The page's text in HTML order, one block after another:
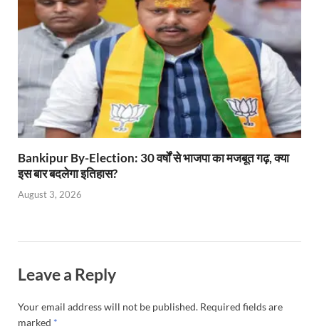
Bankipur By-Election: 30 वर्षों से भाजपा का मजबूत गढ़, क्या
इस बार बदलेगा इतिहास?
August 3, 2026
Leave a Reply
Your email address will not be published. Required fields are
marked *